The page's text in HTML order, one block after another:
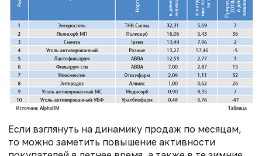
Если взглянуть на динамику продаж по месяцам,
то можно заметить повышение активности